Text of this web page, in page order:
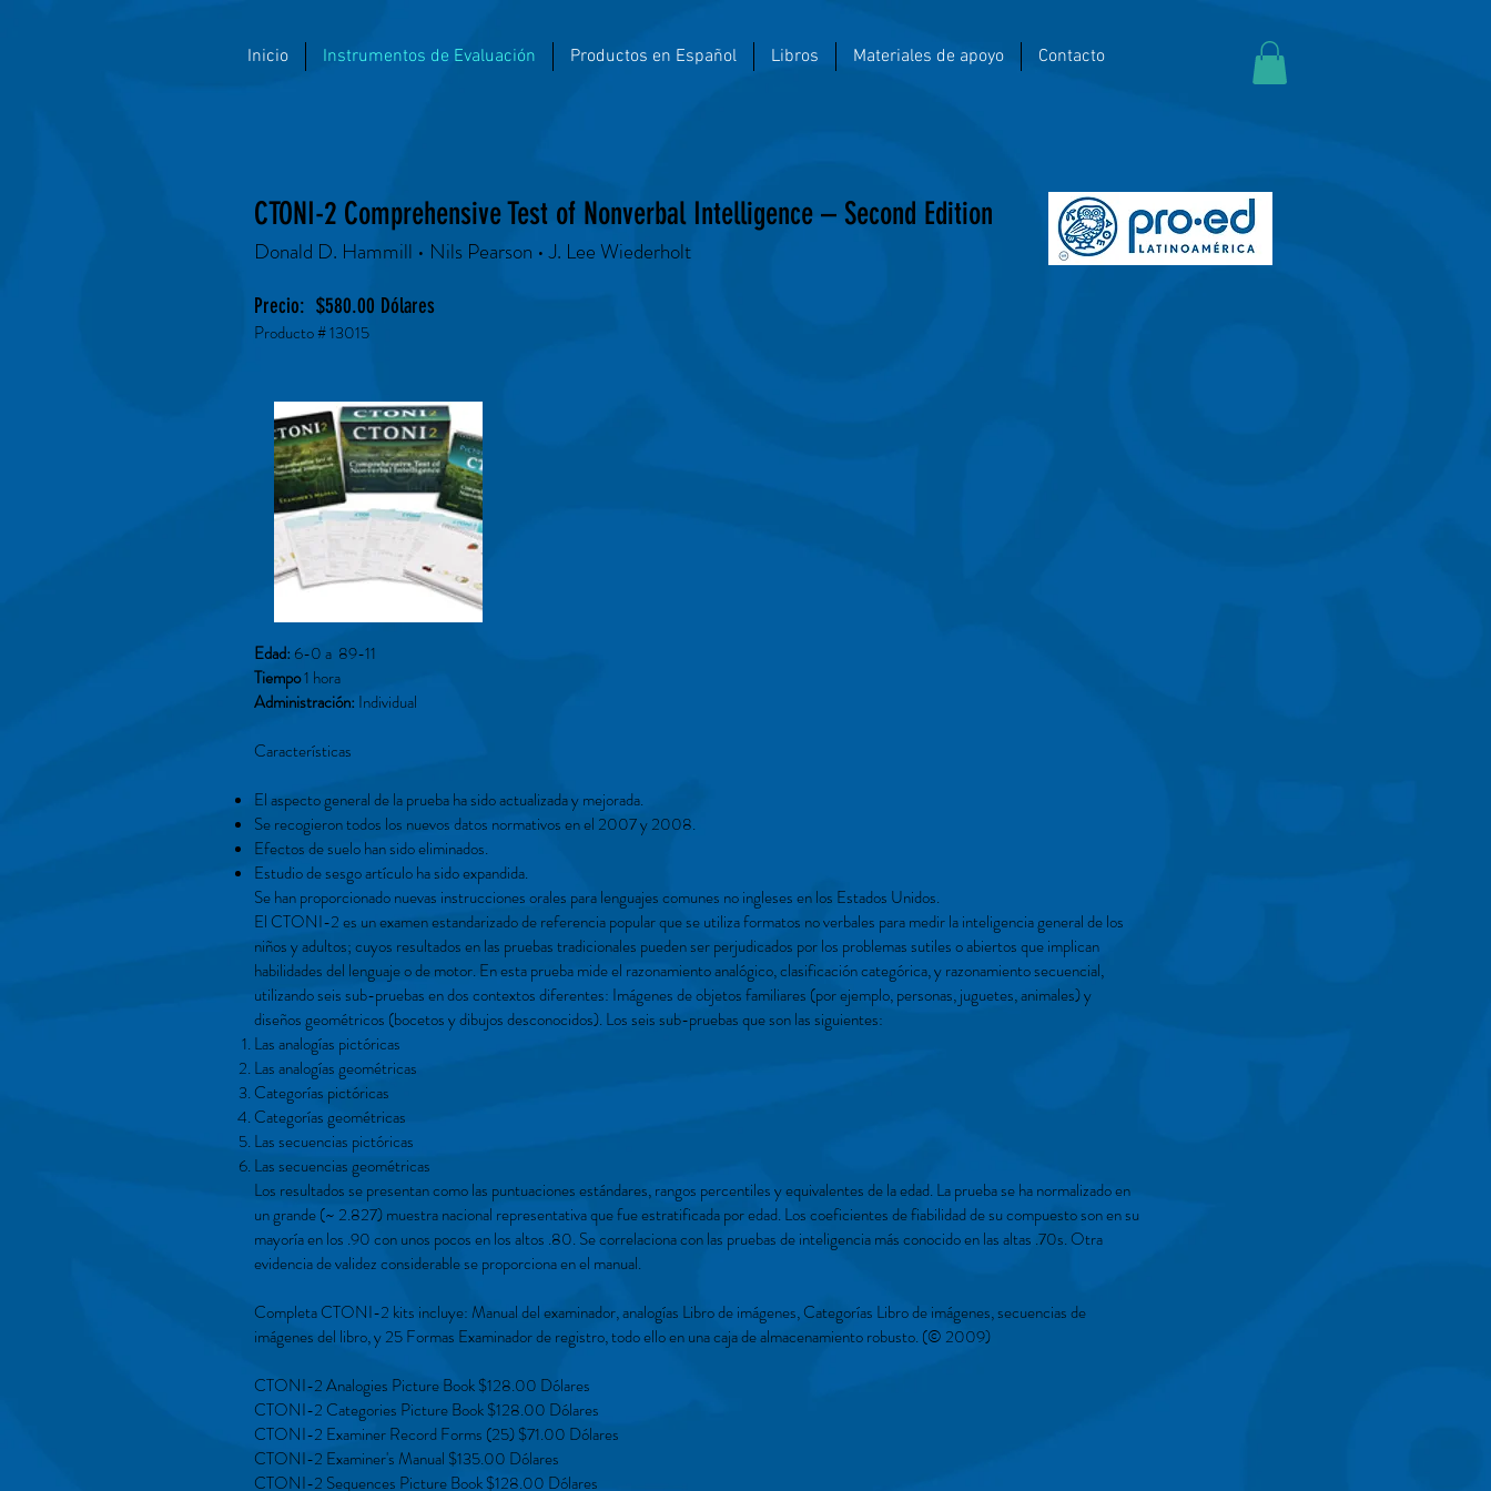
Inicio Instrumentos de Evaluación Productos en Español Libros Materiales de apoyo Contacto
CTONI-2 Comprehensive Test of Nonverbal Intelligence – Second Edition
Donald D. Hammill • Nils Pearson • J. Lee Wiederholt
Precio: $580.00 Dólares
Producto # 13015
Edad:6-0 a 89-11
Tiempo1 hora
Administración: Individual
Características
El aspecto general de la prueba ha sido actualizada y mejorada.
Se recogieron todos los nuevos datos normativos en el 2007 y 2008.
Efectos de suelo han sido eliminados.
Estudio de sesgo artículo ha sido expandida.
Se han proporcionado nuevas instrucciones orales para lenguajes comunes no ingleses en los Estados Unidos.
El CTONI-2 es un examen estandarizado de referencia popular que se utiliza formatos no verbales para medir la inteligencia general de los
niños y adultos; cuyos resultados en las pruebas tradicionales pueden ser perjudicados por los problemas sutiles o abiertos que implican
habilidades del lenguaje o de motor. En esta prueba mide el razonamiento analógico, clasificación categórica, y razonamiento secuencial,
utilizando seis sub-pruebas en dos contextos diferentes: Imágenes de objetos familiares (por ejemplo, personas, juguetes, animales) y
diseños geométricos (bocetos y dibujos desconocidos). Los seis sub-pruebas que son las siguientes:
Las analogías pictóricas
Las analogías geométricas
Categorías pictóricas
Categorías geométricas
Las secuencias pictóricas
Las secuencias geométricas
Los resultados se presentan como las puntuaciones estándares, rangos percentiles y equivalentes de la edad. La prueba se ha normalizado en
un grande (~ 2.827) muestra nacional representativa que fue estratificada por edad. Los coeficientes de fiabilidad de su compuesto son en su
mayoría en los .90 con unos pocos en los altos .80. Se correlaciona con las pruebas de inteligencia más conocido en las altas .70s. Otra
evidencia de validez considerable se proporciona en el manual.
Completa CTONI-2 kits incluye: Manual del examinador, analogías Libro de imágenes, Categorías Libro de imágenes, secuencias de
imágenes del libro, y 25 Formas Examinador de registro, todo ello en una caja de almacenamiento robusto. (© 2009)
CTONI-2 Analogies Picture Book $128.00 Dólares
CTONI-2 Categories Picture Book $128.00 Dólares
CTONI-2 Examiner Record Forms (25) $71.00 Dólares
CTONI-2 Examiner's Manual $135.00 Dólares
CTONI-2 Sequences Picture Book $128.00 Dólares